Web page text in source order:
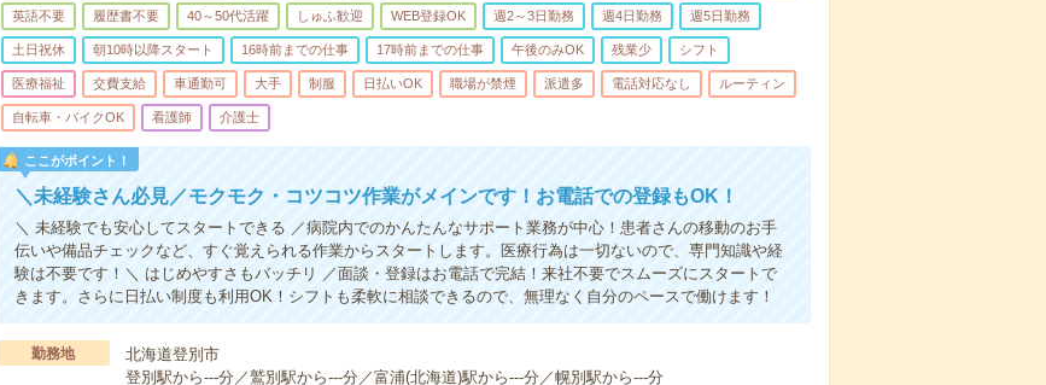
英語不要 履歴書不要 40～50代活躍 しゅふ歓迎 WEB登録OK 週2～3日勤務 週4日勤務 週5日勤務
土日祝休 朝10時以降スタート 16時前までの仕事 17時前までの仕事 午後のみOK 残業少 シフト
医療福祉 交費支給 車通勤可 大手 制服 日払いOK 職場が禁煙 派遣多 電話対応なし ルーティン
自転車・バイクOK 看護師 介護士
ここがポイント！
＼未経験さん必見／モクモク・コツコツ作業がメインです！お電話での登録もOK！
＼ 未経験でも安心してスタートできる ／病院内でのかんたんなサポート業務が中心！患者さんの移動のお手
伝いや備品チェックなど、すぐ覚えられる作業からスタートします。医療行為は一切ないので、専門知識や経
験は不要です！＼ はじめやすさもバッチリ ／面談・登録はお電話で完結！来社不要でスムーズにスタートで
きます。さらに日払い制度も利用OK！シフトも柔軟に相談できるので、無理なく自分のペースで働けます！
勤務地
北海道登別市
登別駅から---分／鷲別駅から---分／富浦(北海道)駅から---分／幌別駅から---分